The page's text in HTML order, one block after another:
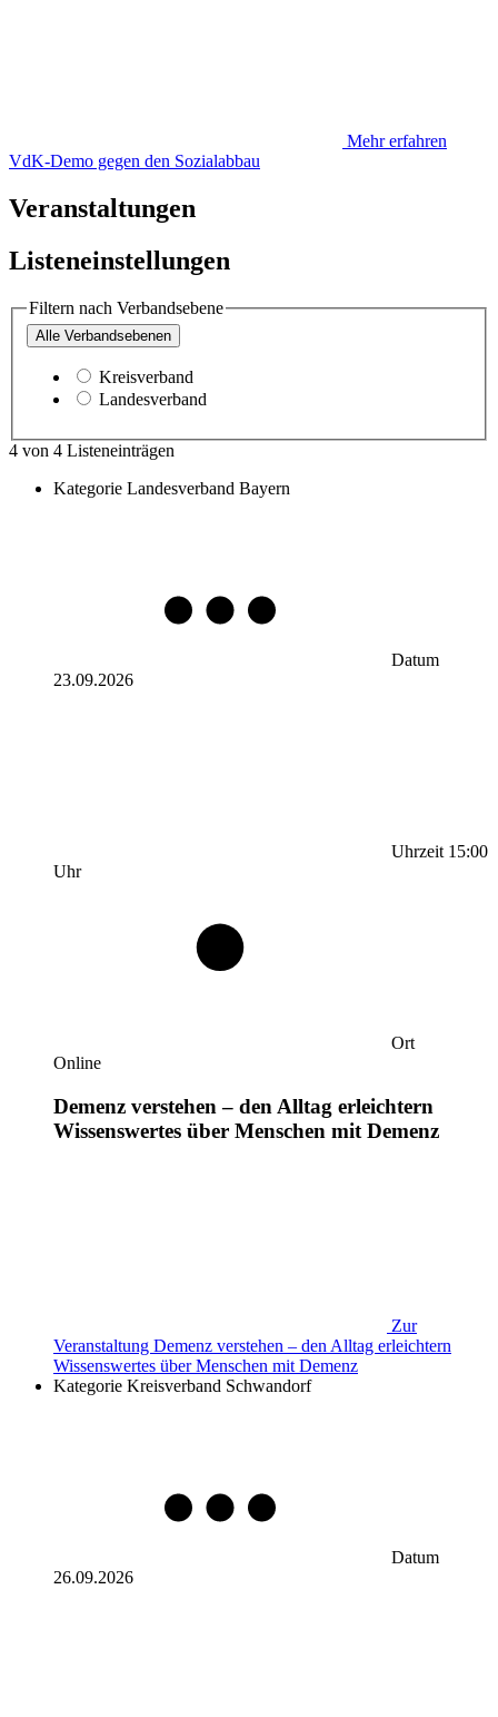
Mehr erfahren
VdK-Demo gegen den Sozialabbau
Veranstaltungen
Listeneinstellungen
Filtern nach Verbandsebene
Alle Verbandsebenen
Kreisverband
Landesverband
4 von 4 Listeneinträgen
Kategorie Landesverband Bayern
Datum
23.09.2026
Uhrzeit 15:00
Uhr
Ort
Online
Demenz verstehen – den Alltag erleichtern
Wissenswertes über Menschen mit Demenz
Zur
Veranstaltung Demenz verstehen – den Alltag erleichtern
Wissenswertes über Menschen mit Demenz
Kategorie Kreisverband Schwandorf
Datum
26.09.2026